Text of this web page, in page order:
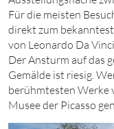
Für die meisten
direkt zum
von Leonardo Da
Der Ansturm auf das
Gemälde ist riesig.
berühmtesten Werke
Musee der Picasso